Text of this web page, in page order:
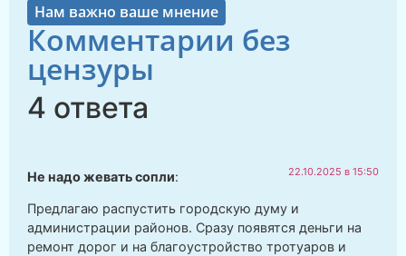
Нам важно ваше мнение
Комментарии без
цензуры
4 ответа
Не надо жевать сопли: 22.10.2025 в 15:50
Предлагаю распустить городскую думу и
администрации районов. Сразу появятся деньги на
ремонт дорог и на благоустройство тротуаров и